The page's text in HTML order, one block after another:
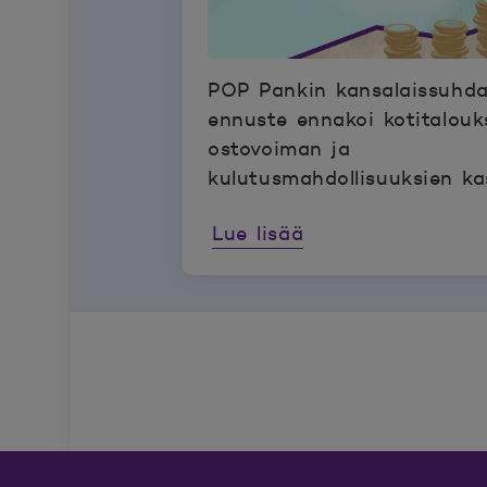
POP Pankin
ennuste ennakoi
ostovoiman ja
kulutusmahdollisuuksien
noususta
Lue lisää